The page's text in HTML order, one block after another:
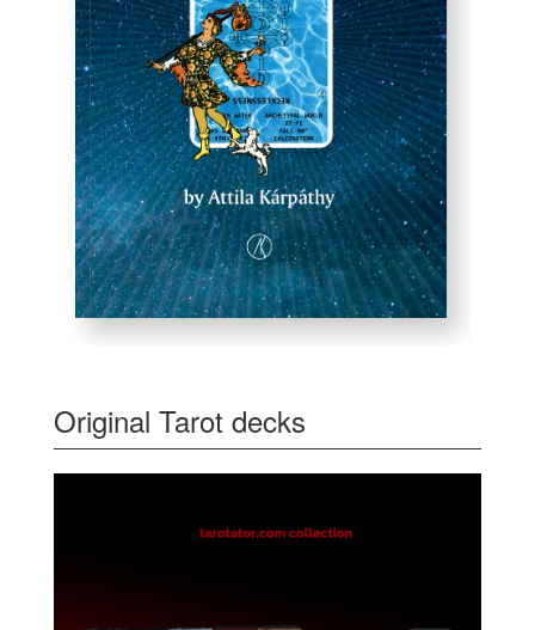
Original Tarot decks